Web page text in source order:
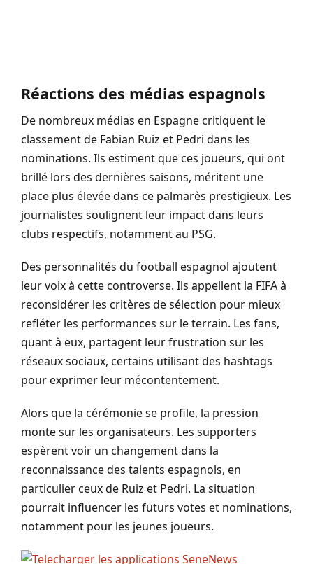
Réactions des médias espagnols
De nombreux médias en Espagne critiquent le
classement de Fabian Ruiz et Pedri dans les
nominations. Ils estiment que ces joueurs, qui ont
brillé lors des dernières saisons, méritent une
place plus élevée dans ce palmarès prestigieux. Les
journalistes soulignent leur impact dans leurs
clubs respectifs, notamment au PSG.
Des personnalités du football espagnol ajoutent
leur voix à cette controverse. Ils appellent la FIFA à
reconsidérer les critères de sélection pour mieux
refléter les performances sur le terrain. Les fans,
quant à eux, partagent leur frustration sur les
réseaux sociaux, certains utilisant des hashtags
pour exprimer leur mécontentement.
Alors que la cérémonie se profile, la pression
monte sur les organisateurs. Les supporters
espèrent voir un changement dans la
reconnaissance des talents espagnols, en
particulier ceux de Ruiz et Pedri. La situation
pourrait influencer les futurs votes et nominations,
notamment pour les jeunes joueurs.